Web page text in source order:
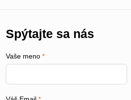
Spýtajte sa nás
Vaše meno *